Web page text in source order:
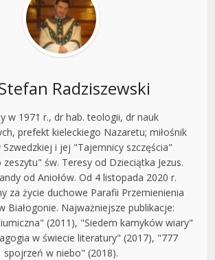
Radziszewski
w 1971 r., dr hab. teologii, dr nauk
prefekt kieleckiego Nazaretu; miłośnik
Szwedzkiej i jej "Tajemnicy szczęścia"
św. Teresy od Dzieciątka Jezus.
od Aniołów. Od 4 listopada 2020 r.
za życie duchowe Parafii Przemienienia
Białogonie. Najważniejsze publikacje:
(2011), "Siedem kamyków wiary"
w świecie literatury" (2017), "777
spojrzeń w niebo" (2018).